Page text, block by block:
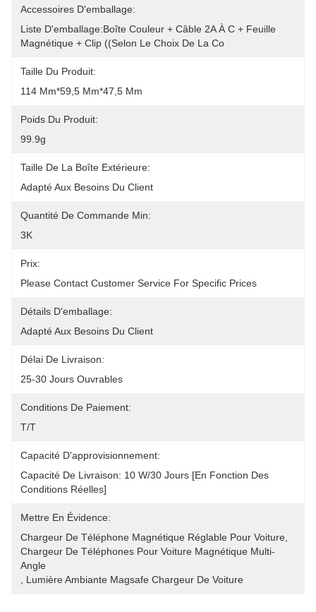
Accessoires D'emballage:
Liste D'emballage:Boîte Couleur + Câble 2A À C + Feuille
Magnétique + Clip ((selon Le Choix De La Co
Taille Du Produit:
114 Mm*59,5 Mm*47,5 Mm
Poids Du Produit:
99.9g
Taille De La Boîte Extérieure:
Adapté Aux Besoins Du Client
Quantité De Commande Min:
3K
Prix:
Please Contact Customer Service For Specific Prices
Détails D'emballage:
Adapté Aux Besoins Du Client
Délai De Livraison:
25-30 Jours Ouvrables
Conditions De Paiement:
T/T
Capacité D'approvisionnement:
Capacité De Livraison: 10 W/30 Jours [en Fonction Des
Conditions Réelles]
Mettre En Évidence:
Chargeur De Téléphone Magnétique Réglable Pour Voiture
Chargeur De Téléphones Pour Voiture Magnétique Multi-
Angle
Lumière Ambiante Magsafe Chargeur De Voiture